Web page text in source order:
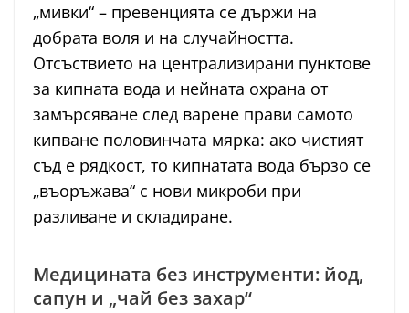
„мивки“ – превенцията се държи на
добрата воля и на случайността.
Отсъствието на централизирани пунктове
за кипната вода и нейната охрана от
замърсяване след варене прави самото
кипване половинчата мярка: ако чистият
съд е рядкост, то кипнатата вода бързо се
„въоръжава“ с нови микроби при
разливане и складиране.
Медицината без инструменти: йод,
сапун и „чай без захар“